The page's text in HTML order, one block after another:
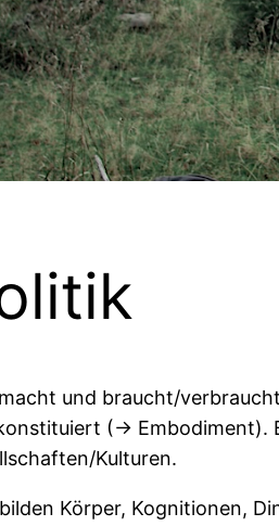
und braucht/
(->
Kulturen.
Körper, Kognitionen,